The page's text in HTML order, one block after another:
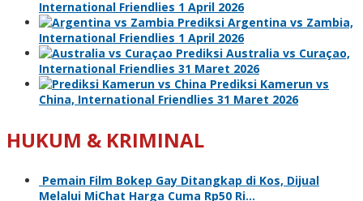
International Friendlies 1 April 2026
Prediksi Argentina vs Zambia,
International Friendlies 1 April 2026
Prediksi Australia vs Curaçao,
International Friendlies 31 Maret 2026
Prediksi Kamerun vs
China, International Friendlies 31 Maret 2026
HUKUM & KRIMINAL
Pemain Film Bokep Gay Ditangkap di Kos, Dijual
Melalui MiChat Harga Cuma Rp50 Ri…